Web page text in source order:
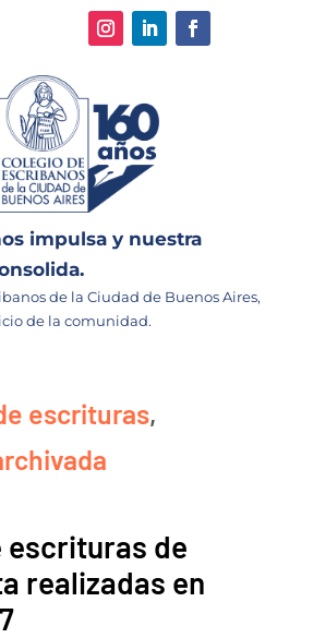
impulsa y nuestra
de la Ciudad de Buenos Aires,
de la comunidad.
escrituras,
escrituras de
realizadas en